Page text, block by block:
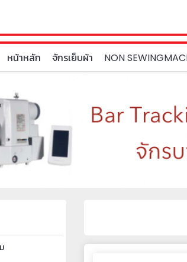
หน้าหลัก จักรเย็บผ้า NON